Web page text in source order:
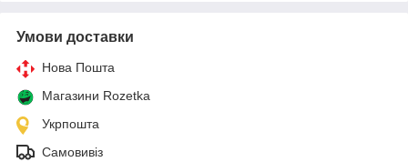
Умови доставки
Нова Пошта
Магазини Rozetka
Укрпошта
Самовивіз